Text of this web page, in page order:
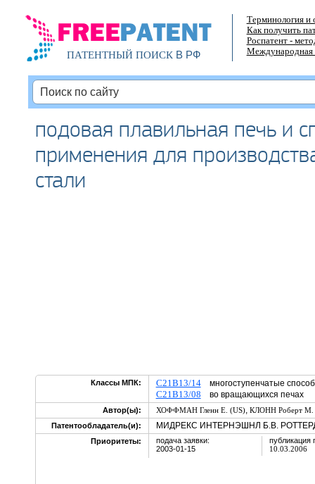
ПАТЕНТНЫЙ ПОИСКВ РФ
Терминология и
Как получить
Роспатент -
Международная
подовая плавильная печь и
применения для
стали
Классы МПК: C21B13/14многоступенчатые
C21B13/08 во вращающихся печах
Автор(ы): ХОФФМАН Гленн Е. (US), КЛОНН Роберт М.
Патентообладатель(и):
МИДРЕКС ИНТЕРНЭШНЛ Б.В.
Приоритеты:
подача заявки:
2003-01-15
публикация
10.03.2006